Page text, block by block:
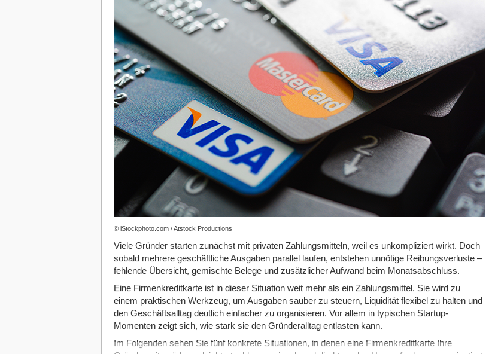
© iStockphoto.com / Atstock Productions
Viele Gründer starten zunächst mit privaten Zahlungsmitteln, weil es unkompliziert wirkt. Doch
sobald mehrere geschäftliche Ausgaben parallel laufen, entstehen unnötige Reibungsverluste –
fehlende Übersicht, gemischte Belege und zusätzlicher Aufwand beim Monatsabschluss.
Eine Firmenkreditkarte ist in dieser Situation weit mehr als ein Zahlungsmittel. Sie wird zu
einem praktischen Werkzeug, um Ausgaben sauber zu steuern, Liquidität flexibel zu halten und
den Geschäftsalltag deutlich einfacher zu organisieren. Vor allem in typischen Startup-
Momenten zeigt sich, wie stark sie den Gründeralltag entlasten kann.
Im Folgenden sehen Sie fünf konkrete Situationen, in denen eine Firmenkreditkarte Ihre